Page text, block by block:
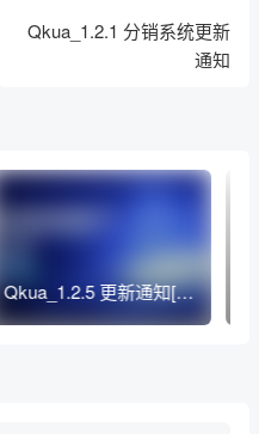
Qkua_1.2.1 分销系统更新
通知
Qkua_1.2.5 更新通知[多
类型认证]